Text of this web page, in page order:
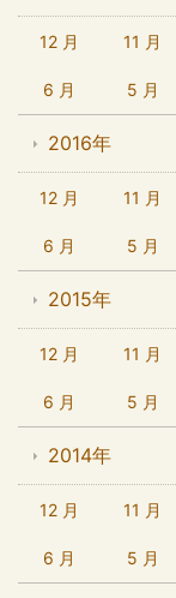
12 月 11 月
6 月 5 月
2016年
12 月 11 月
6 月 5 月
2015年
12 月 11 月
6 月 5 月
2014年
12 月 11 月
6 月 5 月